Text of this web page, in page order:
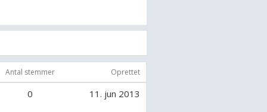
Antal stemmer Oprettet
0 11. jun 2013